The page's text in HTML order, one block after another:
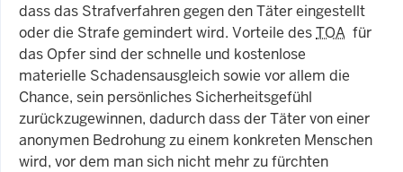
dass das Strafverfahren gegen den Täter eingestellt
oder die Strafe gemindert wird. Vorteile desTOA für
das Opfer sind der schnelle und kostenlose
materielle Schadensausgleich sowie vor allem die
Chance, sein persönliches Sicherheitsgefühl
zurückzugewinnen, dadurch dass der Täter von einer
anonymen Bedrohung zu einem konkreten Menschen
wird, vor dem man sich nicht mehr zu fürchten